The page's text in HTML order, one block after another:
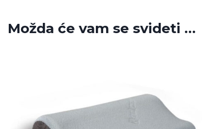
Možda će vam se svideti …